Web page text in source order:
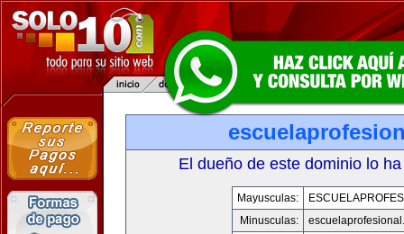
El dueño de este dominio lo
Mayusculas:
Minusculas: